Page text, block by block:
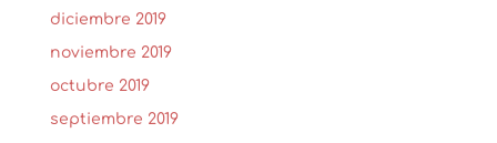
diciembre 2019
noviembre 2019
octubre 2019
septiembre 2019